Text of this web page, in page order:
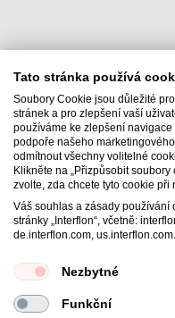
Interflon Czech s.r.o.
Průmyslová ulice 479
252 61 Jeneč
Česko
Email:info@interflon.cz
Všeobecné obchodní
Tato stránka používá
Soubory Cookie jsou důležité
stránek a pro zlepšení vaší
používáme ke zlepšení
podpoře našeho
odmítnout všechny volitelné
Klikněte na „Přizpůsobit
zvolte, zda chcete tyto cookie
Váš souhlas a zásady používání
stránky „Interflon“, včetně:
de.interflon.com, us.interflon.com.
Nezbytné
Funkční